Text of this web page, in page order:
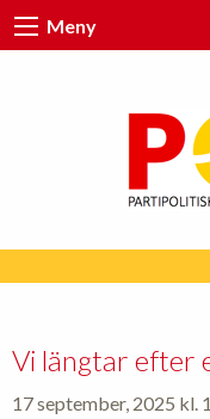
Meny
Vi längtar efter
17 september, 2025 kl.